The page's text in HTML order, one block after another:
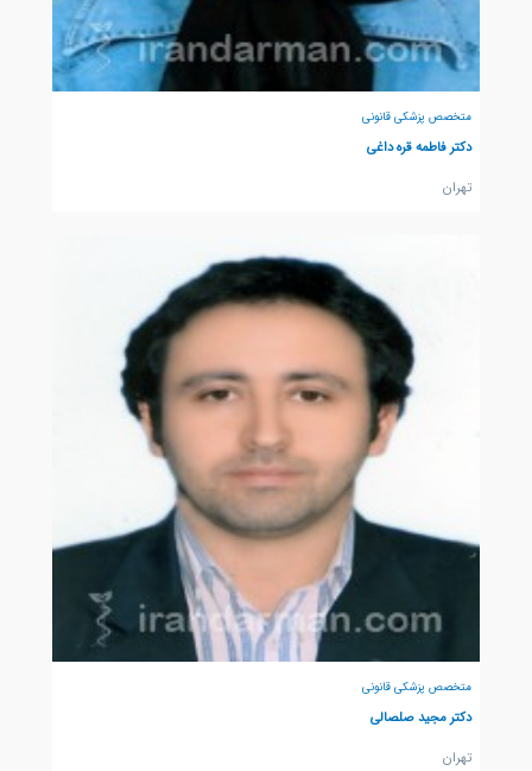
متخصص پزشکی قانونی
دکتر فاطمه قره داغی
تهران
متخصص پزشکی قانونی
دکتر مجید صلصالی
تهران